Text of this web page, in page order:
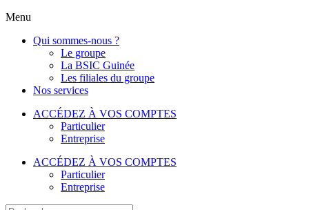
Menu
Qui sommes-nous ?
Le groupe
La BSIC Guinée
Les filiales du groupe
Nos services
ACCÉDEZ À VOS COMPTES
Particulier
Entreprise
ACCÉDEZ À VOS COMPTES
Particulier
Entreprise